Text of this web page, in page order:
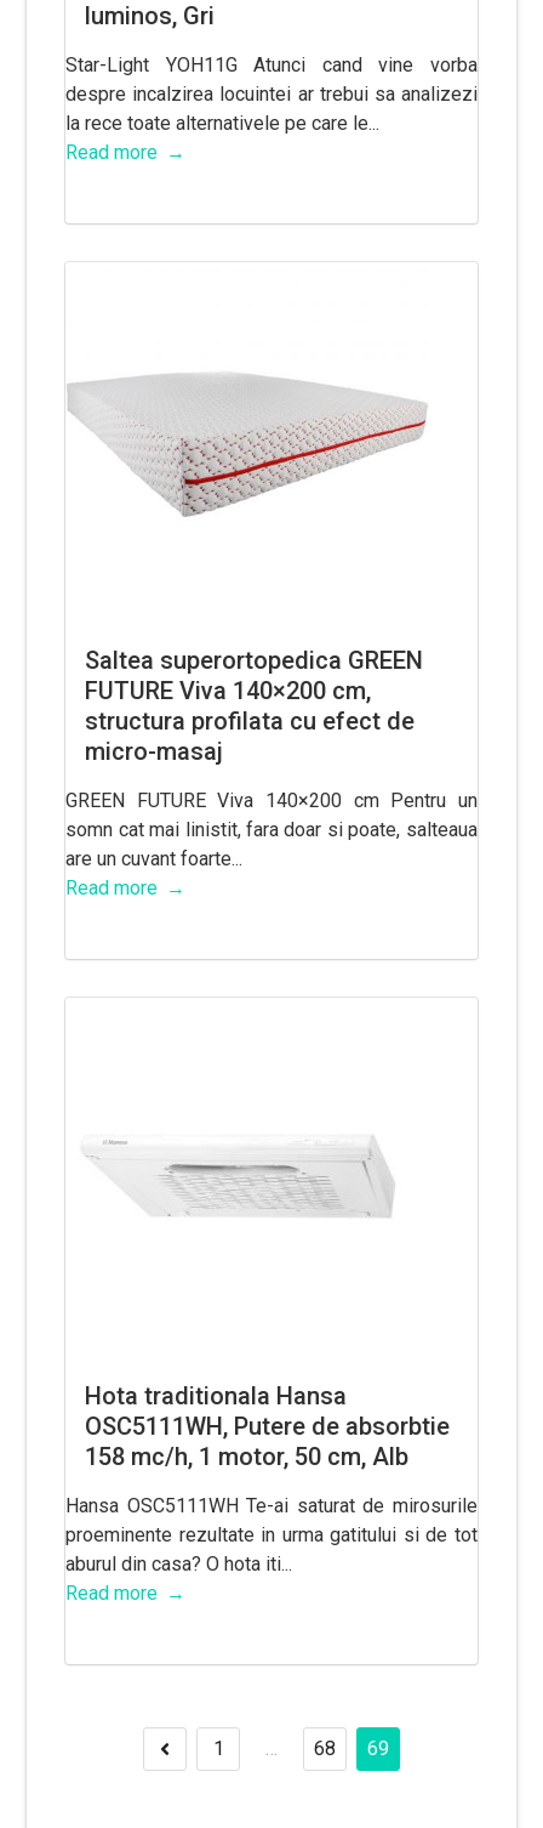
luminos, Gri
Star-Light YOH11G Atunci cand vine vorba
despre incalzirea locuintei ar trebui sa analizezi
la rece toate alternativele pe care le...
Read more
Saltea superortopedica GREEN
FUTURE Viva 140×200 cm,
structura profilata cu efect de
micro-masaj
GREEN FUTURE Viva 140×200 cm Pentru un
somn cat mai linistit, fara doar si poate, salteaua
are un cuvant foarte...
Read more
Hota traditionala Hansa
OSC5111WH, Putere de absorbtie
158 mc/h, 1 motor, 50 cm, Alb
Hansa OSC5111WH Te-ai saturat de mirosurile
proeminente rezultate in urma gatitului si de tot
aburul din casa? O hota iti...
Read more
Navigare
Previous«
1 … 68 69